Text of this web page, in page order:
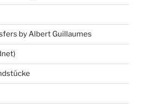
by Albert Guillaumes